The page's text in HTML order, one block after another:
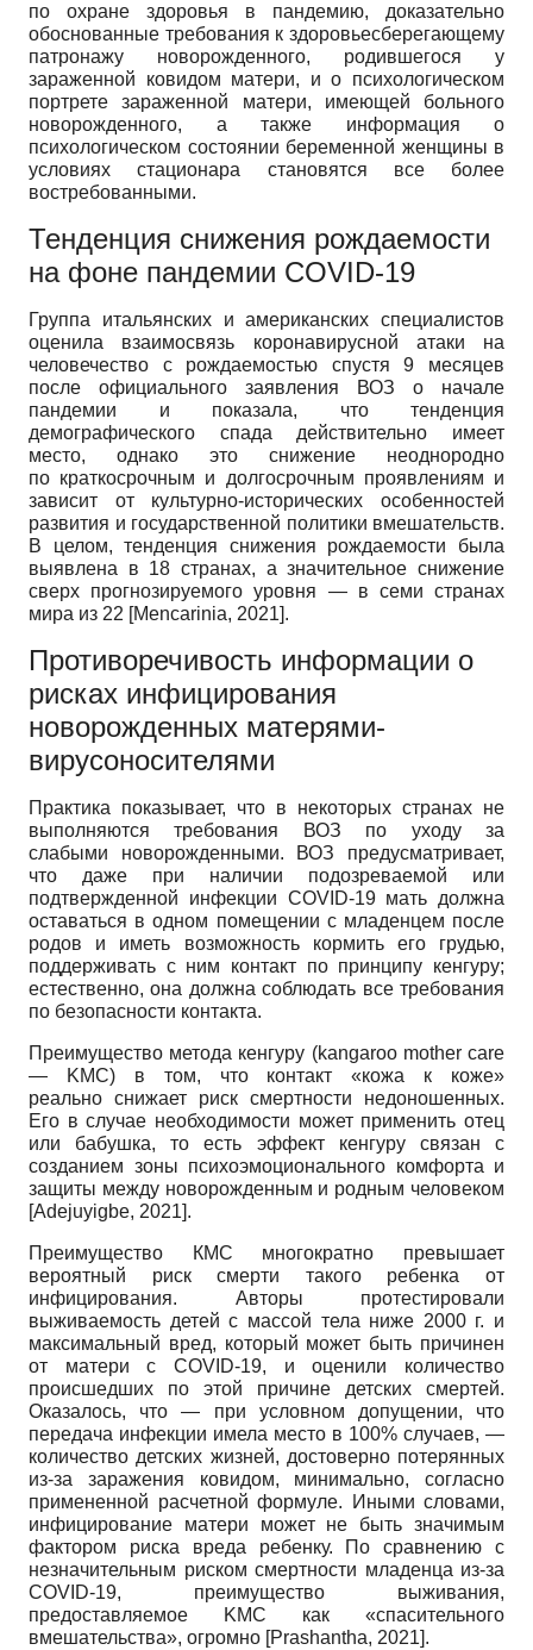
по охране здоровья в пандемию, доказательно
обоснованные требования к здоровьесберегающему
патронажу новорожденного, родившегося у
зараженной ковидом матери, и о психологическом
портрете зараженной матери, имеющей больного
новорожденного, а также информация о
психологическом состоянии беременной женщины в
условиях стационара становятся все более
востребованными.
Тенденция снижения рождаемости
на фоне пандемии COVID-19
Группа итальянских и американских специалистов
оценила взаимосвязь коронавирусной атаки на
человечество с рождаемостью спустя 9 месяцев
после официального заявления ВОЗ о начале
пандемии и показала, что тенденция
демографического спада действительно имеет
место, однако это снижение неоднородно
по краткосрочным и долгосрочным проявлениям и
зависит от культурно-исторических особенностей
развития и государственной политики вмешательств.
В целом, тенденция снижения рождаемости была
выявлена в 18 странах, а значительное снижение
сверх прогнозируемого уровня — в семи странах
мира из 22 [Mencarinia, 2021].
Противоречивость информации о
рисках инфицирования
новорожденных матерями-
вирусоносителями
Практика показывает, что в некоторых странах не
выполняются требования ВОЗ по уходу за
слабыми новорожденными. ВОЗ предусматривает,
что даже при наличии подозреваемой или
подтвержденной инфекции COVID-19 мать должна
оставаться в одном помещении с младенцем после
родов и иметь возможность кормить его грудью,
поддерживать с ним контакт по принципу кенгуру;
естественно, она должна соблюдать все требования
по безопасности контакта.
Преимущество метода кенгуру (kangaroo mother care
— KMC) в том, что контакт «кожа к коже»
реально снижает риск смертности недоношенных.
Его в случае необходимости может применить отец
или бабушка, то есть эффект кенгуру связан с
созданием зоны психоэмоционального комфорта и
защиты между новорожденным и родным человеком
[Adejuyigbe, 2021].
Преимущество КМС многократно превышает
вероятный риск смерти такого ребенка от
инфицирования. Авторы протестировали
выживаемость детей с массой тела ниже 2000 г. и
максимальный вред, который может быть причинен
от матери с COVID-19, и оценили количество
происшедших по этой причине детских смертей.
Оказалось, что — при условном допущении, что
передача инфекции имела место в 100% случаев, —
количество детских жизней, достоверно потерянных
из-за заражения ковидом, минимально, согласно
примененной расчетной формуле. Иными словами,
инфицирование матери может не быть значимым
фактором риска вреда ребенку. По сравнению с
незначительным риском смертности младенца из-за
COVID-19, преимущество выживания,
предоставляемое KMC как «спасительного
вмешательства», огромно [Prashantha, 2021].